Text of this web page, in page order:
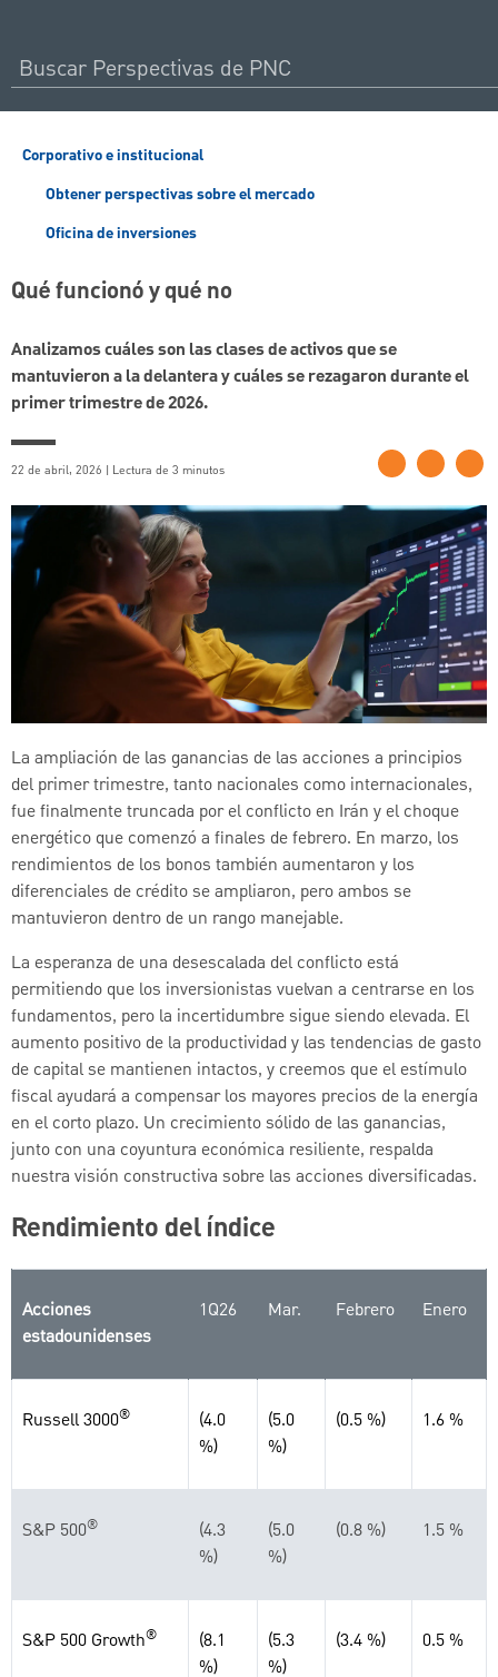
Corporativo e institucional
Obtener perspectivas sobre el mercado
Oficina de inversiones
Qué funcionó y qué no
Analizamos cuáles son las clases de activos que se
mantuvieron a la delantera y cuáles se rezagaron durante el
primer trimestre de 2026.
22 de abril, 2026 | Lectura de 3 minutos
La ampliación de las ganancias de las acciones a principios
del primer trimestre, tanto nacionales como internacionales,
fue finalmente truncada por el conflicto en Irán y el choque
energético que comenzó a finales de febrero. En marzo, los
rendimientos de los bonos también aumentaron y los
diferenciales de crédito se ampliaron, pero ambos se
mantuvieron dentro de un rango manejable.
La esperanza de una desescalada del conflicto está
permitiendo que los inversionistas vuelvan a centrarse en los
fundamentos, pero la incertidumbre sigue siendo elevada. El
aumento positivo de la productividad y las tendencias de gasto
de capital se mantienen intactos, y creemos que el estímulo
fiscal ayudará a compensar los mayores precios de la energía
en el corto plazo. Un crecimiento sólido de las ganancias,
junto con una coyuntura económica resiliente, respalda
nuestra visión constructiva sobre las acciones diversificadas.
Rendimiento del índice
Acciones
estadounidenses
1Q26 Mar. Febrero Enero
Russell 3000®
(4.0
%)
(5.0
%)
(0.5 %) 1.6 %
S&P 500®
(4.3
%)
(5.0
%)
(0.8 %) 1.5 %
S&P 500 Growth®
(8.1
%)
(5.3
%)
(3.4 %) 0.5 %